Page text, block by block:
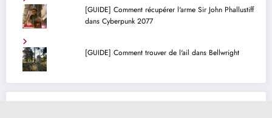
[GUIDE] Comment récupérer l'arme Sir John Phallustiff
dans Cyberpunk 2077
[GUIDE] Comment trouver de l'ail dans Bellwright